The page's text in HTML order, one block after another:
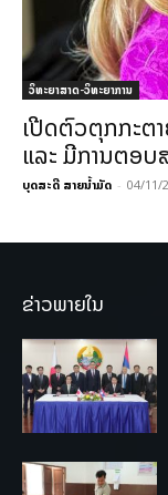
ວິທະຍາສາດ-ວິທະຍາການ
ເປີດຕົວຕຸກກະຕ
ແລະ ມີການຕອບ
ບຸດສະດີ ສາຍນ້ຳມັດ - 04/11/
ຂ່າວພາຍໃນ